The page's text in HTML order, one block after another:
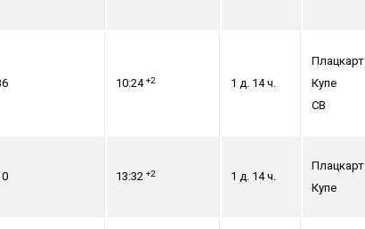
10:24+2 1 д. 14 ч.
Плацкарт
Купе
СВ
13:32 +2 1 д. 14 ч.
Плацкарт
Купе